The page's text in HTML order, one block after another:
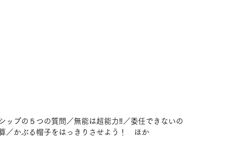
ップの５つの質問／無能は超能力‼／委任できないの
／かぶる帽子をはっきりさせよう！　ほか